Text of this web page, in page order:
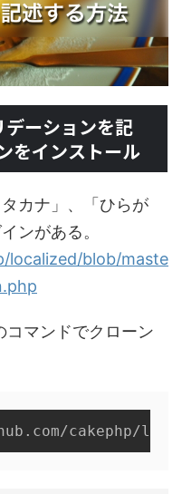
ーションを記
をインストール
カナ」、「ひらが
ンがある。
localized/blob/maste
コマンドでクローン